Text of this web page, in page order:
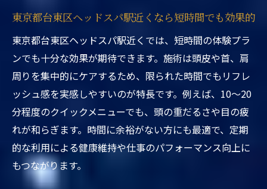
したい内容
駅近くヘッドスパ体験プランの選び方と注
意点
東京都台東区ヘッドスパ駅近く体験で得す
る情報
駅近くのヘッドスパ体験で満足度を高める
コツ
東京都台東区ヘッドスパ駅近くなら短時間でも効果的
東京都台東区ヘッドスパ駅近くでは、短時間の体験プラ
ンでも十分な効果が期待できます。施術は頭皮や首、肩
周りを集中的にケアするため、限られた時間でもリフレ
ッシュ感を実感しやすいのが特長です。例えば、10～20
分程度のクイックメニューでも、頭の重だるさや目の疲
れが和らぎます。時間に余裕がない方にも最適で、定期
的な利用による健康維持や仕事のパフォーマンス向上に
もつながります。